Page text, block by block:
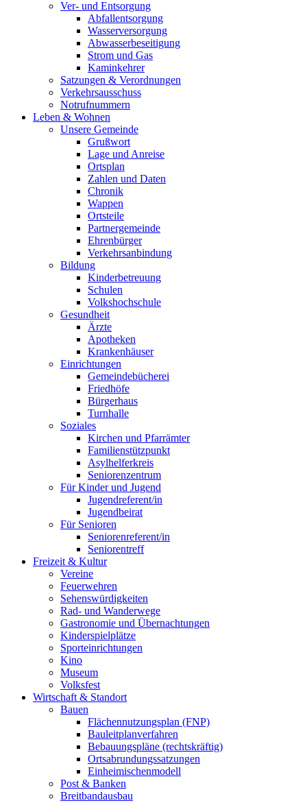
Ver- und Entsorgung
Abfallentsorgung
Wasserversorgung
Abwasserbeseitigung
Strom und Gas
Kaminkehrer
Satzungen & Verordnungen
Verkehrsausschuss
Notrufnummern
Leben & Wohnen
Unsere Gemeinde
Grußwort
Lage und Anreise
Ortsplan
Zahlen und Daten
Chronik
Wappen
Ortsteile
Partnergemeinde
Ehrenbürger
Verkehrsanbindung
Bildung
Kinderbetreuung
Schulen
Volkshochschule
Gesundheit
Ärzte
Apotheken
Krankenhäuser
Einrichtungen
Gemeindebücherei
Friedhöfe
Bürgerhaus
Turnhalle
Soziales
Kirchen und Pfarrämter
Familienstützpunkt
Asylhelferkreis
Seniorenzentrum
Für Kinder und Jugend
Jugendreferent/in
Jugendbeirat
Für Senioren
Seniorenreferent/in
Seniorentreff
Freizeit & Kultur
Vereine
Feuerwehren
Sehenswürdigkeiten
Rad- und Wanderwege
Gastronomie und Übernachtungen
Kinderspielplätze
Sporteinrichtungen
Kino
Museum
Volksfest
Wirtschaft & Standort
Bauen
Flächennutzungsplan (FNP)
Bauleitplanverfahren
Bebauungspläne (rechtskräftig)
Ortsabrundungssatzungen
Einheimischenmodell
Post & Banken
Breitbandausbau